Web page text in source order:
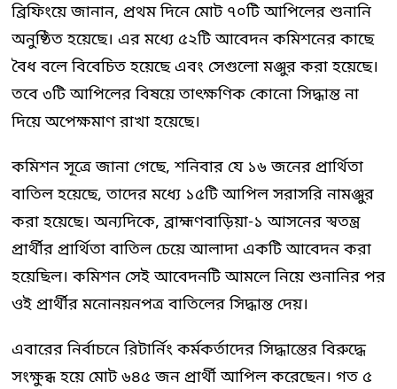
ব্রিফিংয়ে জানান, প্রথম দিনে মোট ৭০টি আপিলের শুনানি
অনুষ্ঠিত হয়েছে। এর মধ্যে ৫২টি আবেদন কমিশনের কাছে
বৈধ বলে বিবেচিত হয়েছে এবং সেগুলো মঞ্জুর করা হয়েছে।
তবে ৩টি আপিলের বিষয়ে তাৎক্ষণিক কোনো সিদ্ধান্ত না
দিয়ে অপেক্ষমাণ রাখা হয়েছে।
কমিশন সূত্রে জানা গেছে, শনিবার যে ১৬ জনের প্রার্থিতা
বাতিল হয়েছে, তাদের মধ্যে ১৫টি আপিল সরাসরি নামঞ্জুর
করা হয়েছে। অন্যদিকে, ব্রাহ্মণবাড়িয়া-১ আসনের স্বতন্ত্র
প্রার্থীর প্রার্থিতা বাতিল চেয়ে আলাদা একটি আবেদন করা
হয়েছিল। কমিশন সেই আবেদনটি আমলে নিয়ে শুনানির পর
ওই প্রার্থীর মনোনয়নপত্র বাতিলের সিদ্ধান্ত দেয়।
এবারের নির্বাচনে রিটার্নিং কর্মকর্তাদের সিদ্ধান্তের বিরুদ্ধে
সংক্ষুব্ধ হয়ে মোট ৬৪৫ জন প্রার্থী আপিল করেছেন। গত ৫